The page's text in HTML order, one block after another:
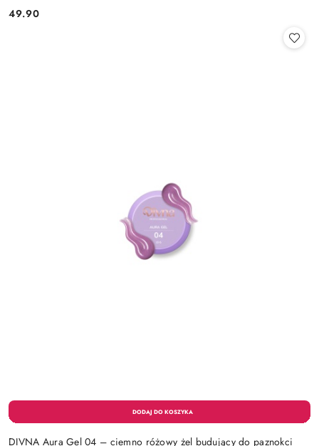
Cena:
49.90
DIVNA Aura Gel 04 – ciemno różowy żel budujący do paznokci